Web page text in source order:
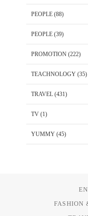
PEOPLE (88)
PEOPLE (39)
PROMOTION (222)
TEACHNOLOGY (35)
TRAVEL (431)
TV (1)
YUMMY (45)
FASHION